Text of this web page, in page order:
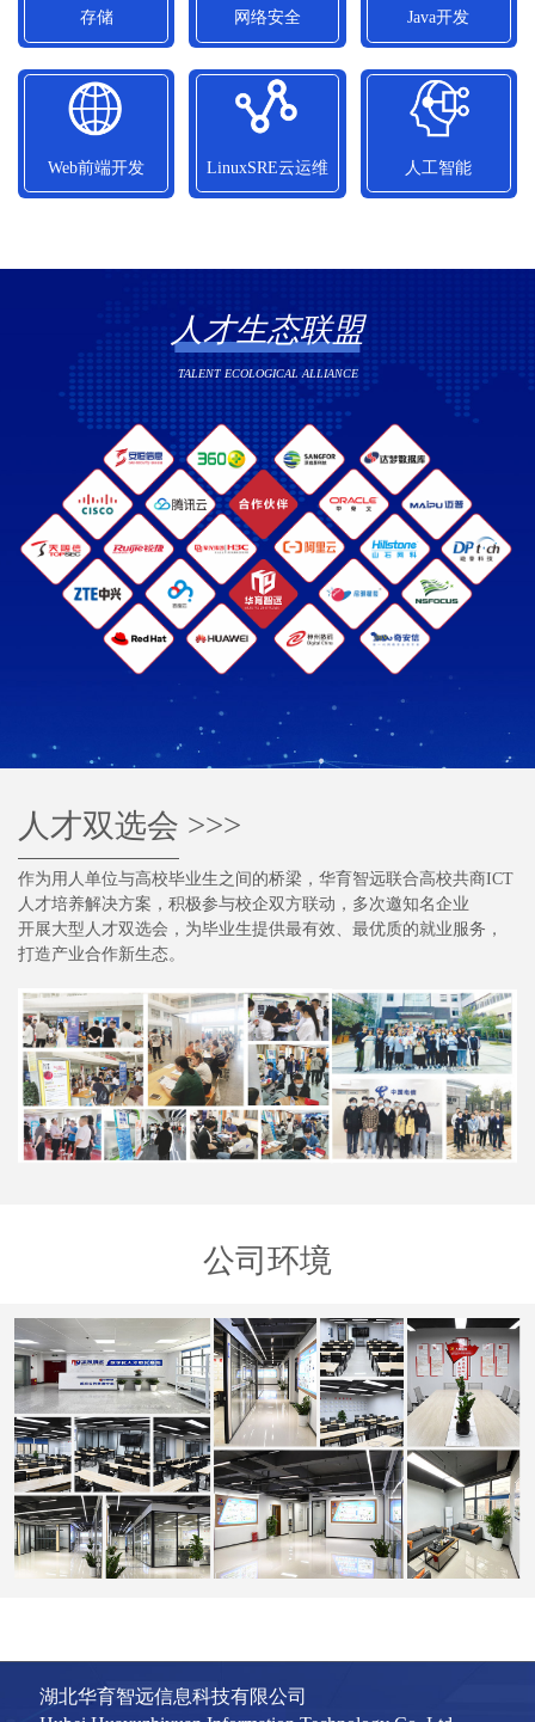
存储
存储
平均就业薪资
10800元/月
网络安全
网络安全
平均就业薪资
13090元/月
Java开发
Java开发
平均就业薪资
14010元/月
Web前端开发 LinuxSRE云运维 人工智能
人才生态联盟
TALENT ECOLOGICAL ALLIANCE
人才双选会 >>>
作为用人单位与高校毕业生之间的桥梁，华育智远联合高校共商ICT
人才培养解决方案，积极参与校企双方联动，多次邀知名企业
开展大型人才双选会，为毕业生提供最有效、最优质的就业服务，
打造产业合作新生态。
公司环境
湖北华育智远信息科技有限公司